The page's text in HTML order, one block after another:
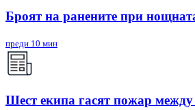
Броят на ранените при
преди 10 мин
Шест екипа гасят пожар